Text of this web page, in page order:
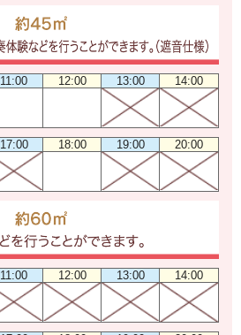
11:00 12:00 13:00 14:00
17:00 18:00 19:00 20:00
11:00 12:00 13:00 14:00